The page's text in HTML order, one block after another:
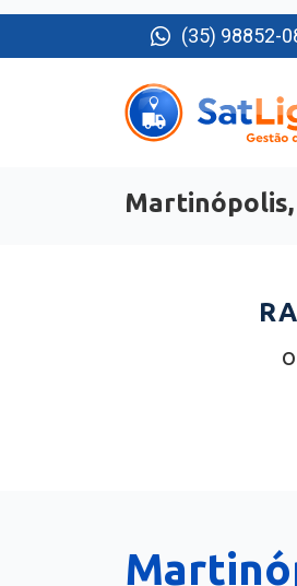
(35) 98852-
Martinópolis,